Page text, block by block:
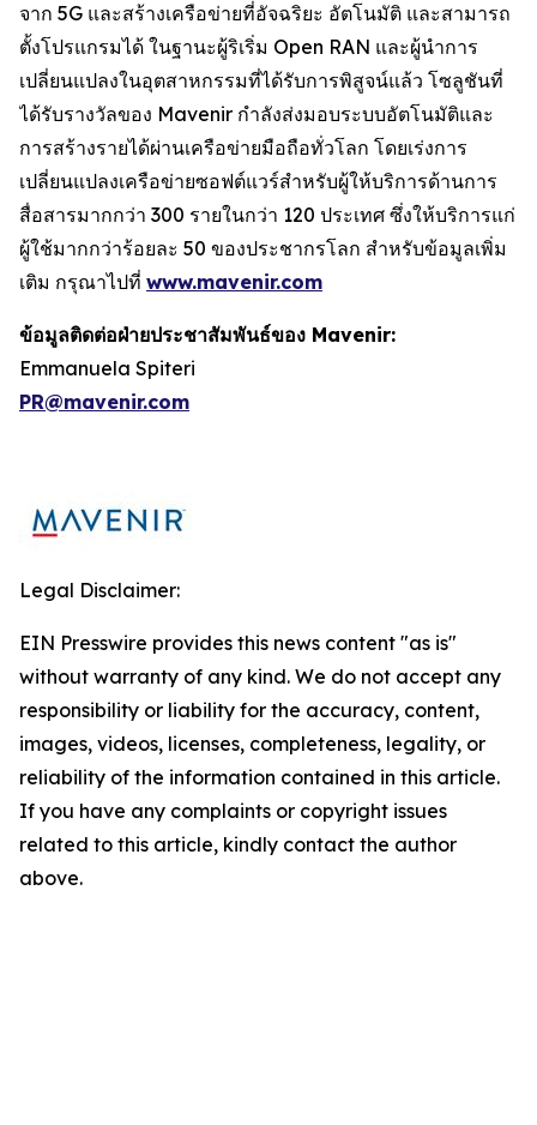
จาก 5G และสร้างเครือข่ายที่อัจฉริยะ อัตโนมัติ และสามารถ
ตั้งโปรแกรมได้ ในฐานะผู้ริเริ่ม Open RAN และผู้นำการ
เปลี่ยนแปลงในอุตสาหกรรมที่ได้รับการพิสูจน์แล้ว โซลูชันที่
ได้รับรางวัลของ Mavenir กำลังส่งมอบระบบอัตโนมัติและ
การสร้างรายได้ผ่านเครือข่ายมือถือทั่วโลก โดยเร่งการ
เปลี่ยนแปลงเครือข่ายซอฟต์แวร์สำหรับผู้ให้บริการด้านการ
สื่อสารมากกว่า 300 รายในกว่า 120 ประเทศ ซึ่งให้บริการแก่
ผู้ใช้มากกว่าร้อยละ 50 ของประชากรโลก สำหรับข้อมูลเพิ่ม
เติม กรุณาไปที่ www.mavenir.com
ข้อมูลติดต่อฝ่ายประชาสัมพันธ์ของ Mavenir:
Emmanuela Spiteri
PR@mavenir.com
Legal Disclaimer:
EIN Presswire provides this news content "as is"
without warranty of any kind. We do not accept any
responsibility or liability for the accuracy, content,
images, videos, licenses, completeness, legality, or
reliability of the information contained in this article.
If you have any complaints or copyright issues
related to this article, kindly contact the author
above.